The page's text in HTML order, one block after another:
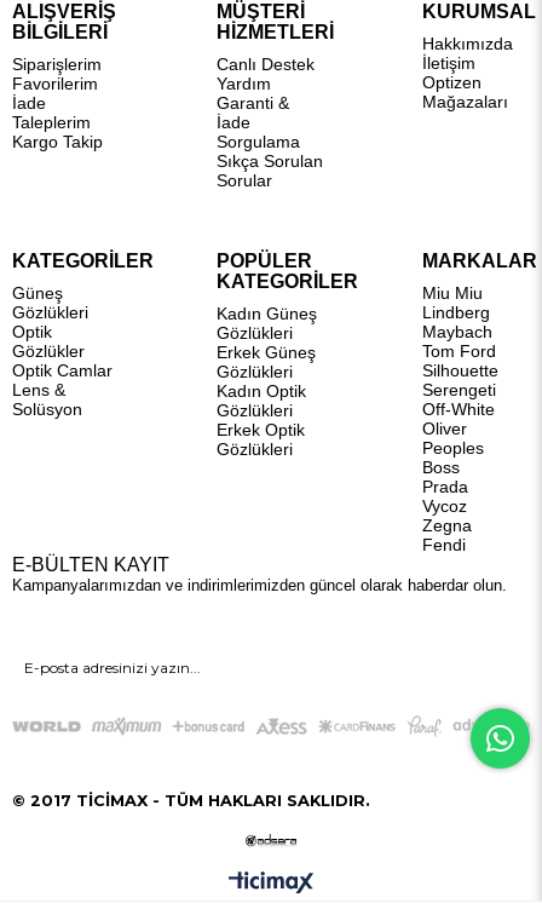
ALIŞVERİŞ
BİLGİLERİ
Siparişlerim
Favorilerim
İade
Taleplerim
Kargo Takip
MÜŞTERİ
HİZMETLERİ
Canlı Destek
Yardım
Garanti &
İade
Sorgulama
Sıkça Sorulan
Sorular
KURUMSAL
Hakkımızda
İletişim
Optizen
Mağazaları
KATEGORİLER
Güneş
Gözlükleri
Optik
Gözlükler
Optik Camlar
Lens &
Solüsyon
POPÜLER
KATEGORİLER
Kadın Güneş
Gözlükleri
Erkek Güneş
Gözlükleri
Kadın Optik
Gözlükleri
Erkek Optik
Gözlükleri
MARKALAR
Miu Miu
Lindberg
Maybach
Tom Ford
Silhouette
Serengeti
Off-White
Oliver
Peoples
Boss
Prada
Vycoz
Zegna
Fendi
E-BÜLTEN KAYIT
Kampanyalarımızdan ve indirimlerimizden güncel olarak haberdar olun.
GÖNDER
© 2017 TİCİMAX - TÜM HAKLARI SAKLIDIR.